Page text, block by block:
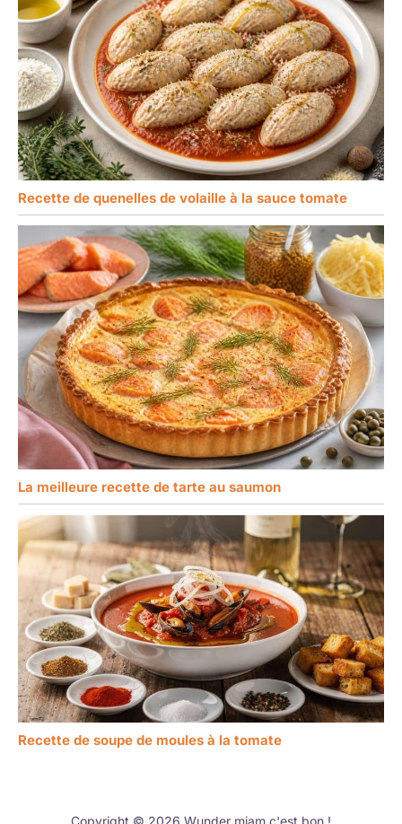
Recette de quenelles de volaille à la sauce tomate
La meilleure recette de tarte au saumon
Recette de soupe de moules à la tomate